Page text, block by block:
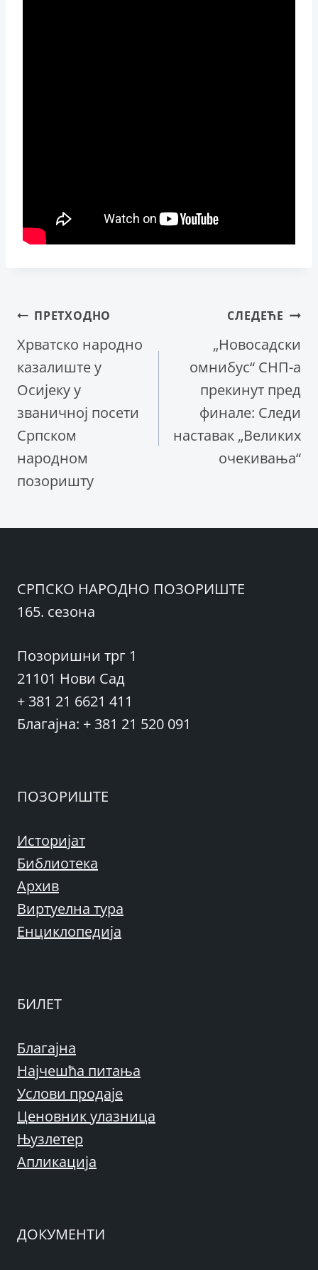
Кретање
чланка
ПРЕТХОДНО
Хрватско народно
казалиште у
Осијеку у
званичној посети
Српском
народном
позоришту
СЛЕДЕЋЕ
„Новосадски
омнибус“ СНП-а
прекинут пред
финале: Следи
наставак „Великих
очекивања“
СРПСКО НАРОДНО ПОЗОРИШТЕ
165. сезона
Позоришни трг 1
21101 Нови Сад
+ 381 21 6621 411
Благајна: + 381 21 520 091
ПОЗОРИШТЕ
Историјат
Библиотека
Архив
Виртуелна тура
Енциклопедија
БИЛЕТ
Благајна
Најчешћа питања
Услови продаје
Ценовник улазница
Њузлетер
Апликација
ДОКУМЕНТИ